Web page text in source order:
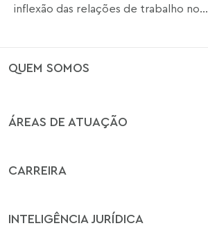
inflexão das relações de trabalho no...
QUEM SOMOS
ÁREAS DE ATUAÇÃO
CARREIRA
INTELIGÊNCIA JURÍDICA